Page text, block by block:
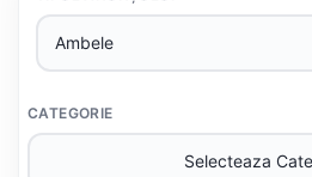
CATEGORIE